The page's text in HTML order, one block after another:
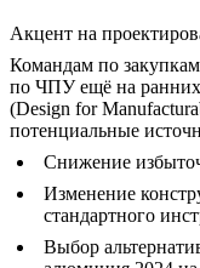
Акцент на
Командам по
по ЧПУ ещё на ранних
(Design for
потенциальные
Снижение
Изменение
стандартного
Выбор